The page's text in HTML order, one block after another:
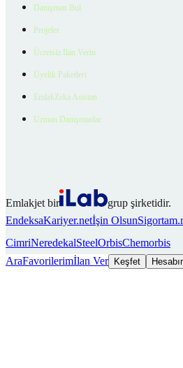
Danışman Bul
Projeler
Ücretsiz İlan Verin
Üyelik Paketleri
EmlakZeka Asistan
Uzman Danışmanlar
Emlakjet bir
grup şirketidir.
EndeksaKariyer.netİşin Olsun
CimriNeredekalSteelOrbisChemorbis
AraFavorilerimİlan Ver Keşfet